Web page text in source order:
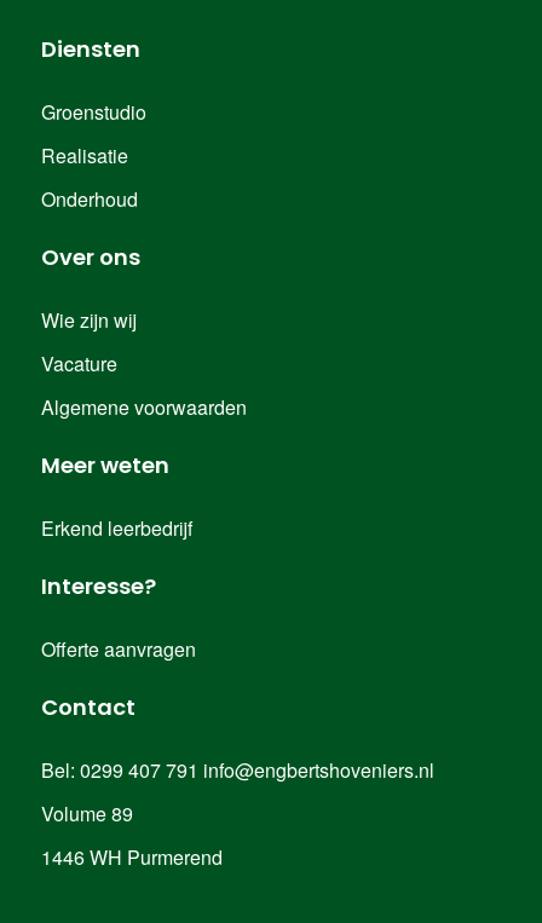
Diensten
Groenstudio
Realisatie
Onderhoud
Over ons
Wie zijn wij
Vacature
Algemene voorwaarden
Meer weten
Erkend leerbedrijf
Interesse?
Offerte aanvragen
Contact
Bel: 0299 407 791 info@engbertshoveniers.nl
Volume 89
1446 WH Purmerend